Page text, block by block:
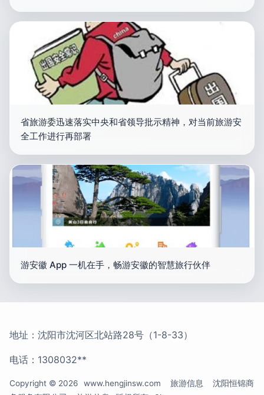
省旅游委迅速落实中央和省领导批示精神，对当前旅游安
全工作进行再部署
游安徽 App 一机在手，畅游安徽的智慧旅行伙伴
地址：沈阳市沈河区北站路28号（1-8-33）
电话：1308032**
Copyright © 2026 www.hengjinsw.com 旅游信息
沈阳恒锦商